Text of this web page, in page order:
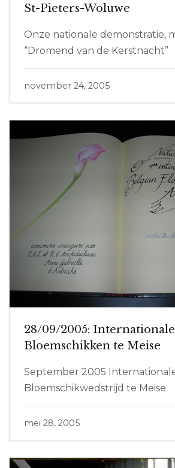
St-Pieters-Woluwe
Onze nationale demonstratie,
“Dromend van de Kerstnacht”
november 24, 2005
28/09/2005:
Bloemschikken te Meise
September 2005
Bloemschikwedstrijd te Meise
mei 28, 2005